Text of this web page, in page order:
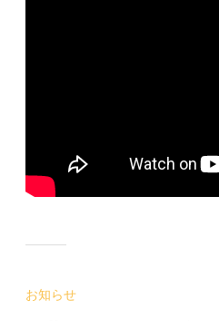
お知らせ